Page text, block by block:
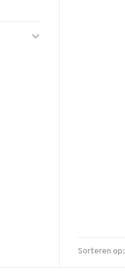
Sorteren op: